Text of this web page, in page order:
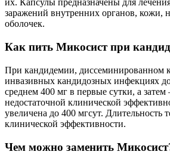
их. Капсулы предназначены для
заражений внутренних органов, кожи,
оболочек.
Как пить Микосист при
При кандидемии, диссеминированном
инвазивных кандидозных инфекциях
среднем 400 мг в первые сутки, а
недостаточной клинической
увеличена до 400 мгсут. Длительность
клинической эффективности.
Чем можно заменить